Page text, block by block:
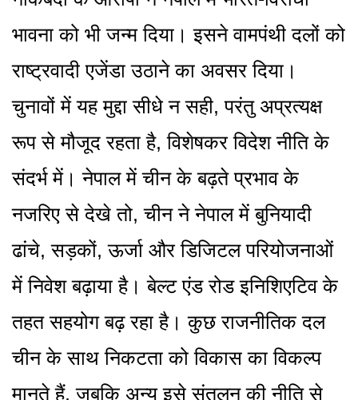
भावना को भी जन्म दिया। इसने वामपंथी दलों को
राष्ट्रवादी एजेंडा उठाने का अवसर दिया।
चुनावों में यह मुद्दा सीधे न सही, परंतु अप्रत्यक्ष
रूप से मौजूद रहता है, विशेषकर विदेश नीति के
संदर्भ में। नेपाल में चीन के बढ़ते प्रभाव के
नजरिए से देखे तो, चीन ने नेपाल में बुनियादी
ढांचे, सड़कों, ऊर्जा और डिजिटल परियोजनाओं
में निवेश बढ़ाया है। बेल्ट एंड रोड इनिशिएटिव के
तहत सहयोग बढ़ रहा है। कुछ राजनीतिक दल
चीन के साथ निकटता को विकास का विकल्प
मानते हैं, जबकि अन्य इसे संतुलन की नीति से